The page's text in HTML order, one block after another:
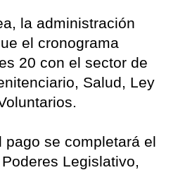
la administración
el cronograma
20 con el sector de
Salud, Ley
pago se completará el
Legislativo,